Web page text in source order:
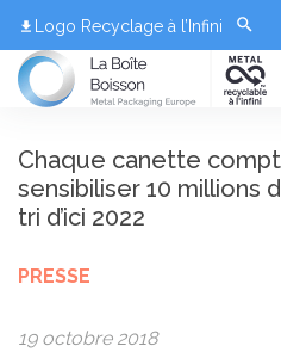
Logo Recyclage à l’Infini
Chaque canette
sensibiliser 10 millions
tri d’ici 2022
PRESSE
19 octobre 2018